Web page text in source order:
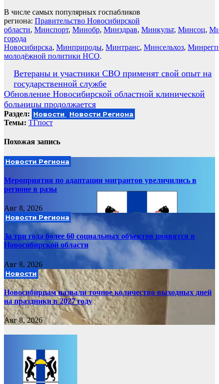
В числе самых популярных госпабликов
региона: Правительство Новосибирской
области, Минспорт, Минобр, Минздрав, Минкульт, Минсоц,
города
Новосибирска, Минприроды, Минтранс, Минсельхоз,
молодёжной политики НСО.
Навигация
по
записям
Ветераны и участники СВО применят свой опыт на
государственной службе
Обновление Новосибирской областной клинической
больницы продолжается
Раздел: Новости Новости Региона
Темы: ТГпост
Похожая запись
Новости Региона
Мероприятия по адаптации мигрантов увеличились в
регионе в разы
Авг 8, 2026
Новости Региона
За три года более 60 социальных объектов появятся в
Новосибирской области
Авг 8, 2026
Новости
Новосибирцам назвали точное количество выходных дней
на праздники в 2027 году
Авг 8, 2026